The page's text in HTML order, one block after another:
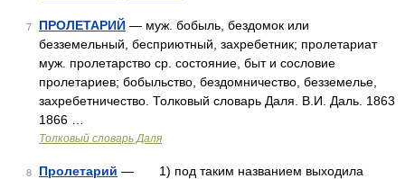
7 ПРОЛЕТАРИЙ — муж. бобыль, бездомок или
безземельный, бесприютный, захребетник; пролетариат
муж. пролетарство ср. состояние, быт и сословие
пролетариев; бобыльство, бездомничество, безземелье,
захребетничество. Толковый словарь Даля. В.И. Даль. 1863
1866 …
Толковый словарь Даля
8 Пролетарий — 1) под таким названием выходила